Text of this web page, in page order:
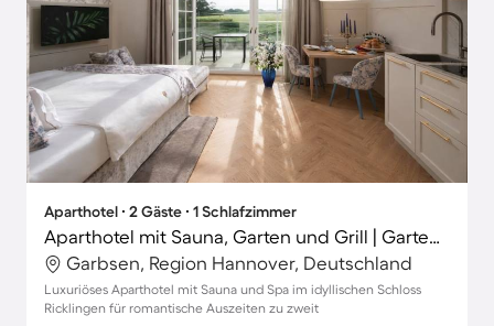
Aparthotel ∙ 2 Gäste ∙ 1 Schlafzimmer
Aparthotel mit Sauna, Garten und Grill | Gartenblick | Perfekt für die Arbeit von Zuhause
Garbsen, Region Hannover, Deutschland
Luxuriöses Aparthotel mit Sauna und Spa im idyllischen Schloss
Ricklingen für romantische Auszeiten zu zweit